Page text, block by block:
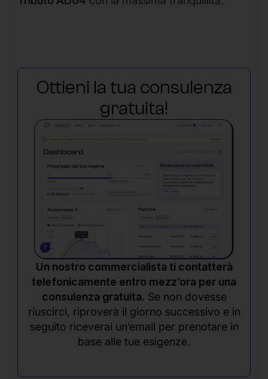
Ottieni la tua consulenza
gratuita!
Un nostro commercialista ti contatterà
telefonicamente entro mezz’ora per una
consulenza gratuita. Se non dovesse
riuscirci, riproverà il giorno successivo e in
seguito riceverai un’email per prenotare in
base alle tue esigenze.